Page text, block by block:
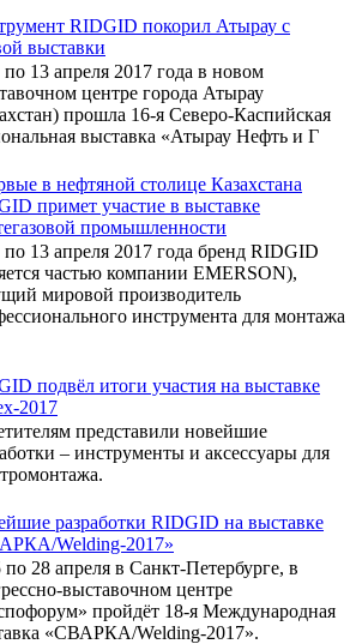
RIDGID покорил Атырау с
выставки
13 апреля 2017 года в новом
центре города Атырау
прошла 16-я Северо-Каспийская
выставка «Атырау Нефть и Г
в нефтяной столице Казахстана
примет участие в выставке
промышленности
13 апреля 2017 года бренд RIDGID
частью компании EMERSON),
мировой производитель
инструмента для монтажа
подвёл итоги участия на выставке
2017
представили новейшие
– инструменты и аксессуары для
разработки RIDGID на выставке
Welding-2017»
28 апреля в Санкт-Петербурге, в
выставочном центре
пройдёт 18-я Международная
«СВАРКА/Welding-2017».